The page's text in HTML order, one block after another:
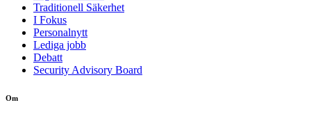
Traditionell Säkerhet
I Fokus
Personalnytt
Lediga jobb
Debatt
Security Advisory Board
Om